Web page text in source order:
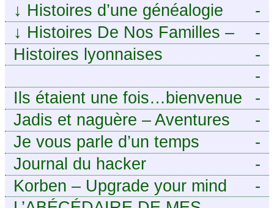
-
↓ Histoires d’une généalogie
Léonarde
-
↓ Histoires De Nos Familles –
Blog de généalogie
-
Histoires lyonnaises
-
https://
-
Ils étaient une fois…bienvenue
chez mes ancêtres. – Une
histoire tourangelle, mais pas
seulement.
-
Jadis et naguère – Aventures
généalogiques de l’Atlantique
aux contreforts des Alpes
-
Je vous parle d’un temps
-
Journal du hacker
-
Korben – Upgrade your mind